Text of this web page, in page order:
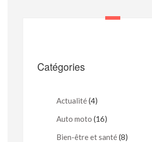
Catégories
Actualité(4)
Auto moto (16)
Bien-être et santé(8)